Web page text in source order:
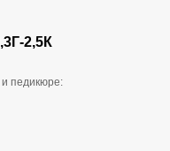
2,5К
педикюре: